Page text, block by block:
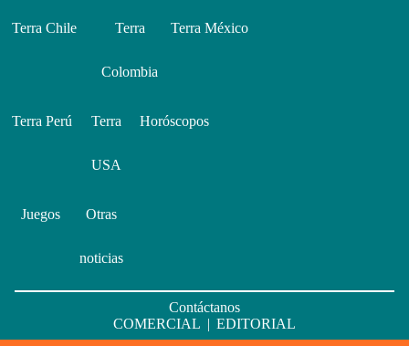
Terra Chile Terra
Colombia
Terra México
Terra Perú Terra
USA
Horóscopos
Juegos Otras
noticias
Contáctanos
COMERCIAL | EDITORIAL